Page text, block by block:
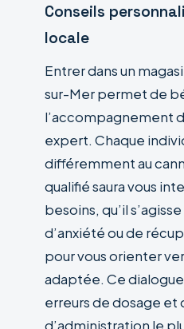
Conseils
locale
Entrer dans un
sur-Mer permet de
l’accompagnement
expert. Chaque
différemment au
qualifié saura vous
besoins, qu’il
d’anxiété ou de
pour vous orienter
adaptée. Ce
erreurs de dosage et
d’administration le